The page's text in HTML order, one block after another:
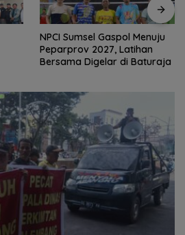
NPCI Sumsel Gaspol Menuju
Peparprov 2027, Latihan
Bersama Digelar di Baturaja